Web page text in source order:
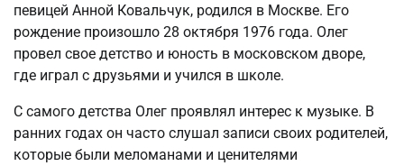
певицей Анной Ковальчук, родился в Москве. Его
рождение произошло 28 октября 1976 года. Олег
провел свое детство и юность в московском дворе,
где играл с друзьями и учился в школе.
С самого детства Олег проявлял интерес к музыке. В
ранних годах он часто слушал записи своих родителей,
которые были меломанами и ценителями